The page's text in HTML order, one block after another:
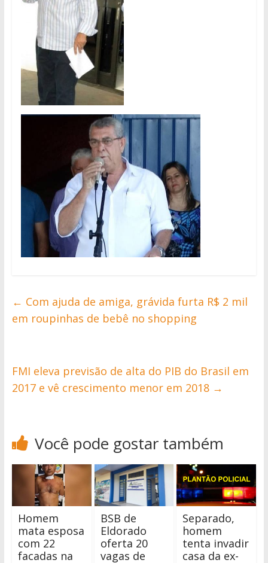
← Com ajuda de amiga, grávida furta R$ 2 mil
em roupinhas de bebê no shopping
FMI eleva previsão de alta do PIB do Brasil em
2017 e vê crescimento menor em 2018 →
Você pode gostar também
Homem
mata esposa
com 22
facadas na
BSB de
Eldorado
oferta 20
vagas de
Separado,
homem
tenta invadir
casa da ex-